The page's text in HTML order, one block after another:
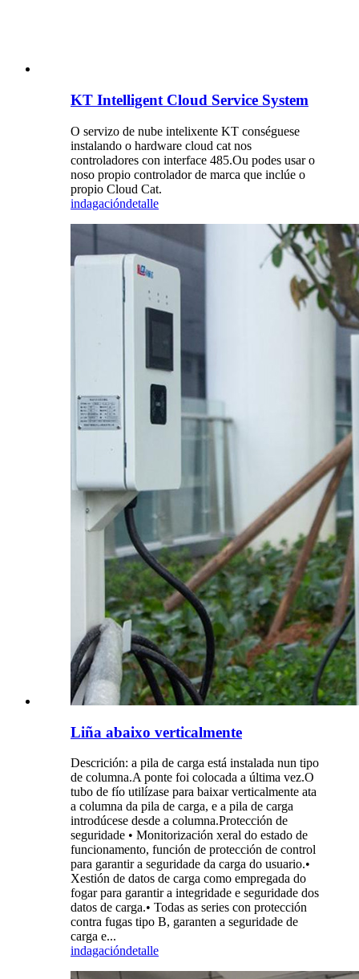
KT Intelligent Cloud Service System
O servizo de nube intelixente KT conséguese
instalando o hardware cloud cat nos
controladores con interface 485.Ou podes usar o
noso propio controlador de marca que inclúe o
propio Cloud Cat.
indagacióndetalle
Liña abaixo verticalmente
Descrición: a pila de carga está instalada nun tipo
de columna.A ponte foi colocada a última vez.O
tubo de fío utilízase para baixar verticalmente ata
a columna da pila de carga, e a pila de carga
introdúcese desde a columna.Protección de
seguridade • Monitorización xeral do estado de
funcionamento, función de protección de control
para garantir a seguridade da carga do usuario.•
Xestión de datos de carga como empregada do
fogar para garantir a integridade e seguridade dos
datos de carga.• Todas as series con protección
contra fugas tipo B, garanten a seguridade de
carga e...
indagacióndetalle